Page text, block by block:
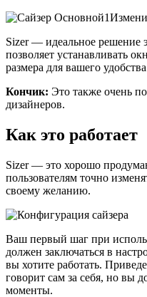
Sizer — идеальное решение
позволяет устанавливать
размера для вашего
Кончик: Это также очень
дизайнеров.
Как это работает
Sizer — это хорошо
пользователям точно
своему желанию.
Ваш первый шаг при
должен заключаться в
вы хотите работать.
говорит сам за себя, но вы
моменты.